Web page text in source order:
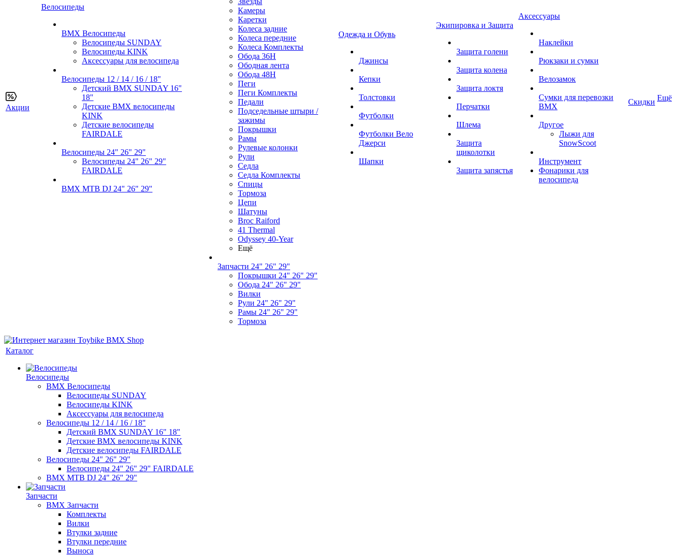
Акции
Велосипеды
BMX Велосипеды
Велосипеды SUNDAY
Велосипеды KINK
Аксессуары для велосипеда
Велосипеды 12 / 14 / 16 / 18"
Детский BMX SUNDAY 16"
18"
Детские BMX велосипеды
KINK
Детские велосипеды
FAIRDALE
Велосипеды 24" 26" 29"
Велосипеды 24" 26" 29"
FAIRDALE
BMX MTB DJ 24" 26" 29"
Камеры
Каретки
Колеса задние
Колеса передние
Колеса Комплекты
Обода 36H
Ободная лента
Обода 48H
Пеги
Пеги Комплекты
Педали
Подседельные штыри /
зажимы
Покрышки
Рамы
Рулевые колонки
Рули
Седла
Седла Комплекты
Спицы
Тормоза
Цепи
Шатуны
Broc Raiford
41 Thermal
Odyssey 40-Year
Ещё
Запчасти 24" 26" 29"
Покрышки 24" 26" 29"
Обода 24" 26" 29"
Вилки
Рули 24" 26" 29"
Рамы 24" 26" 29"
Тормоза
Одежда и Обувь
Джинсы
Кепки
Толстовки
Футболки
Футболки Вело
Джерси
Шапки
Экипировка и Защита
Защита голени
Защита колена
Защита локтя
Перчатки
Шлема
Защита
щиколотки
Защита запястья
Аксессуары
Наклейки
Рюкзаки и сумки
Велозамок
Сумки для перевозки
BMX
Другое
Лыжи для
SnowScoot
Инструмент
Фонарики для
велосипеда
Скидки Ещё
Каталог
Велосипеды
BMX Велосипеды
Велосипеды SUNDAY
Велосипеды KINK
Аксессуары для велосипеда
Велосипеды 12 / 14 / 16 / 18"
Детский BMX SUNDAY 16" 18"
Детские BMX велосипеды KINK
Детские велосипеды FAIRDALE
Велосипеды 24" 26" 29"
Велосипеды 24" 26" 29" FAIRDALE
BMX MTB DJ 24" 26" 29"
Запчасти
BMX Запчасти
Комплекты
Вилки
Втулки задние
Втулки передние
Выноса